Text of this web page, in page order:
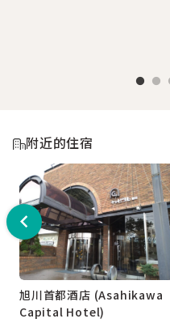
附近的住宿
旭川首都酒店 (Asahikawa
Capital Hotel)